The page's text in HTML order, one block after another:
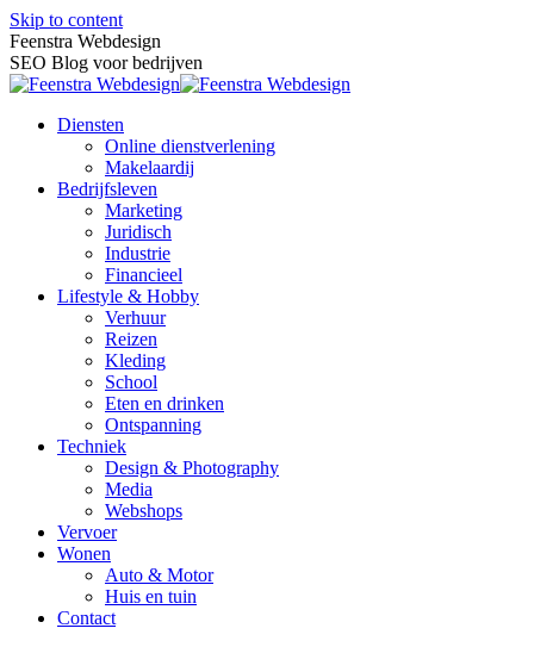
Skip to content
Feenstra Webdesign
SEO Blog voor bedrijven
Diensten
Online dienstverlening
Makelaardij
Bedrijfsleven
Marketing
Juridisch
Industrie
Financieel
Lifestyle & Hobby
Verhuur
Reizen
Kleding
School
Eten en drinken
Ontspanning
Techniek
Design & Photography
Media
Webshops
Vervoer
Wonen
Auto & Motor
Huis en tuin
Contact